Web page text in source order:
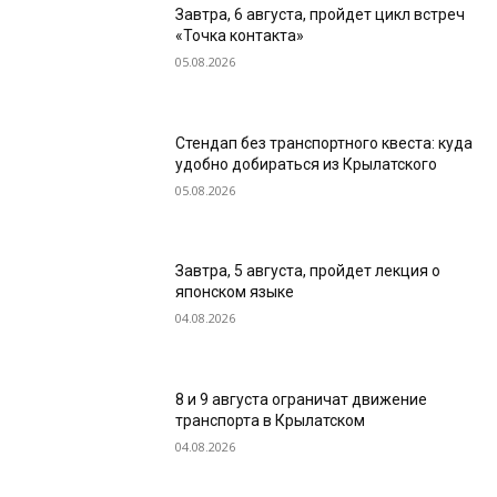
Завтра, 6 августа, пройдет цикл встреч
«Точка контакта»
05.08.2026
Стендап без транспортного квеста: куда
удобно добираться из Крылатского
05.08.2026
Завтра, 5 августа, пройдет лекция о
японском языке
04.08.2026
8 и 9 августа ограничат движение
транспорта в Крылатском
04.08.2026